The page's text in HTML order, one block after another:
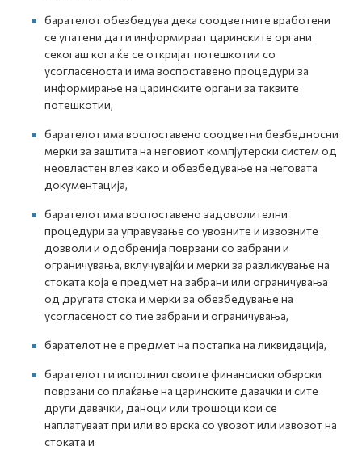
барателот обезбедува дека соодветните вработени
се упатени да ги информираат царинските органи
секогаш кога ќе се откријат потешкотии со
усогласеноста и има воспоставено процедури за
информирање на царинските органи за таквите
потешкотии,
барателот има воспоставено соодветни безбедносни
мерки за заштита на неговиот компјутерски систем од
неовластен влез како и обезбедување на неговата
документација,
барателот има воспоставено задоволителни
процедури за управување со увозните и извозните
дозволи и одобренија поврзани со забрани и
ограничувања, вклучувајќи и мерки за разликување на
стоката која е предмет на забрани или ограничувања
од другата стока и мерки за обезбедување на
усогласеност со тие забрани и ограничувања,
барателот не е предмет на постапка на ликвидација,
барателот ги исполнил своите финансиски обврски
поврзани со плаќање на царинските давачки и сите
други давачки, даноци или трошоци кои се
наплатуваат при или во врска со увозот или извозот на
стоката и